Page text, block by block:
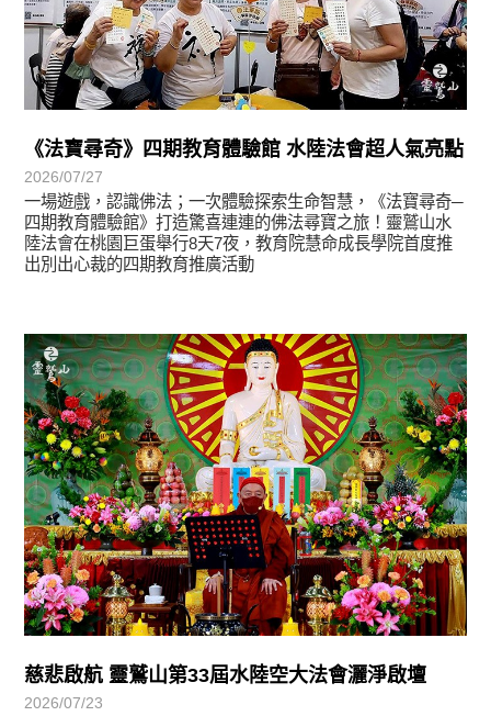
《法寶尋奇》四期教育體驗館 水陸法會超人氣亮點
2026/07/27
一場遊戲，認識佛法；一次體驗探索生命智慧，《法寶尋奇─
四期教育體驗館》打造驚喜連連的佛法尋寶之旅！靈鷲山水
陸法會在桃園巨蛋舉行8天7夜，教育院慧命成長學院首度推
出別出心裁的四期教育推廣活動
慈悲啟航 靈鷲山第33屆水陸空大法會灑淨啟壇
2026/07/23
學習分享